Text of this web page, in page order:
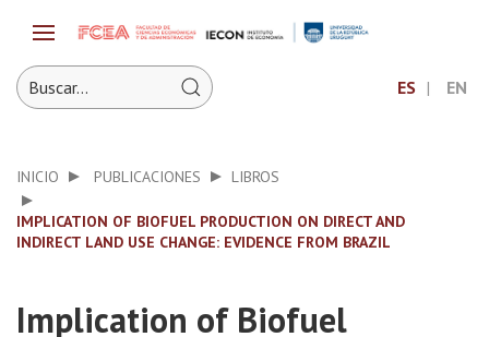
ES EN
INICIO PUBLICACIONES LIBROS
IMPLICATION OF BIOFUEL PRODUCTION ON DIRECT AND
INDIRECT LAND USE CHANGE: EVIDENCE FROM BRAZIL
Implication of Biofuel